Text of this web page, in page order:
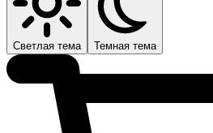
Светлая тема Темная тема